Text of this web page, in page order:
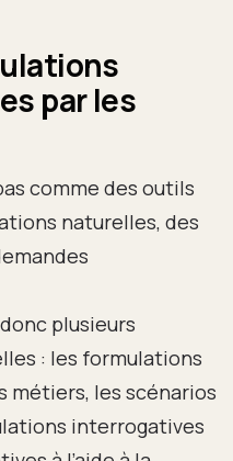
par les
comme des outils
naturelles, des
plusieurs
: les formulations
métiers, les scénarios
interrogatives